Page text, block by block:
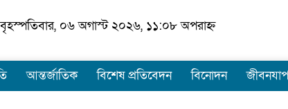
০৬ অগাস্ট ২০২৬, ১১:০৮ অপরাহ্ন
আন্তর্জাতিক বিশেষ প্রতিবেদন বিনোদন